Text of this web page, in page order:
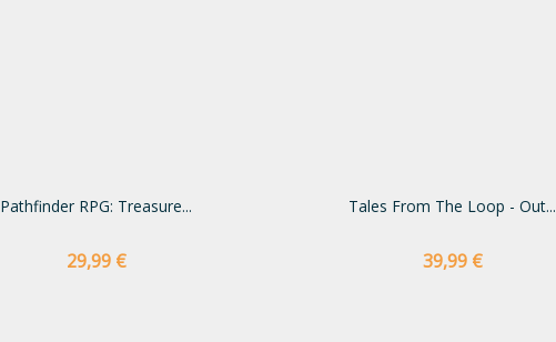
Pathfinder RPG: Treasure...
Preço
29,99 €
Tales From The Loop - Out...
Preço
39,99 €